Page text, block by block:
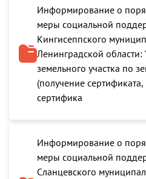
Информирование о
меры социальной
Кингисеппского
Ленинградской
земельного участка по
(получение
сертифика
Информирование о
меры социальной
Сланцевского